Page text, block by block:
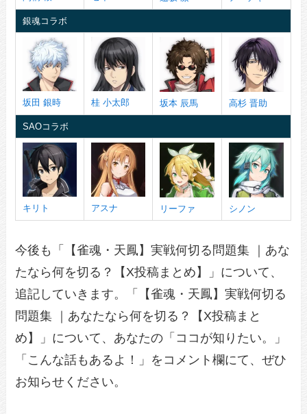
銀魂コラボ
坂田 銀時 桂 小太郎 坂本 辰馬 高杉 晋助
SAOコラボ
キリト アスナ リーファ シノン
今後も「【雀魂・天鳳】実戦何切る問題集 ｜あな
たなら何を切る？【X投稿まとめ】」について、
追記していきます。「【雀魂・天鳳】実戦何切る
問題集 ｜あなたなら何を切る？【X投稿まと
め】」について、あなたの「ココが知りたい。」
「こんな話もあるよ！」をコメント欄にて、ぜひ
お知らせください。